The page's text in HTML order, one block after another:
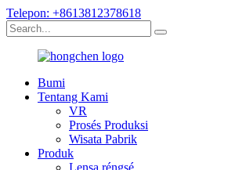
Telepon: +8613812378618
Bumi
Tentang Kami
VR
Prosés Produksi
Wisata Pabrik
Produk
Lensa réngsé